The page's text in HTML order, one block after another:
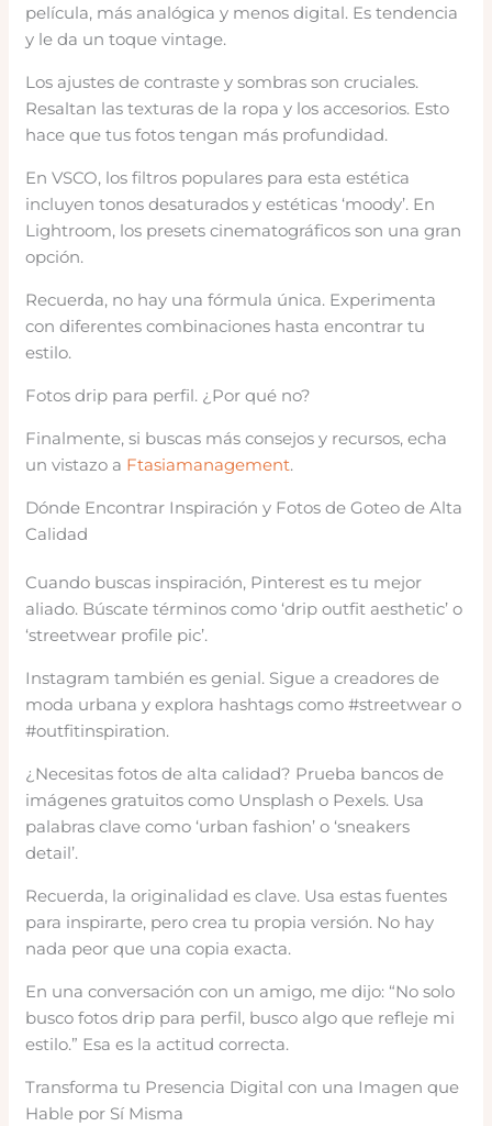
película, más analógica y menos digital. Es tendencia
y le da un toque vintage.
Los ajustes de contraste y sombras son cruciales.
Resaltan las texturas de la ropa y los accesorios. Esto
hace que tus fotos tengan más profundidad.
En VSCO, los filtros populares para esta estética
incluyen tonos desaturados y estéticas ‘moody’. En
Lightroom, los presets cinematográficos son una gran
opción.
Recuerda, no hay una fórmula única. Experimenta
con diferentes combinaciones hasta encontrar tu
estilo.
Fotos drip para perfil. ¿Por qué no?
Finalmente, si buscas más consejos y recursos, echa
un vistazo a Ftasiamanagement.
Dónde Encontrar Inspiración y Fotos de Goteo de Alta
Calidad
Cuando buscas inspiración, Pinterest es tu mejor
aliado. Búscate términos como ‘drip outfit aesthetic’ o
‘streetwear profile pic’.
Instagram también es genial. Sigue a creadores de
moda urbana y explora hashtags como #streetwear o
#outfitinspiration.
¿Necesitas fotos de alta calidad? Prueba bancos de
imágenes gratuitos como Unsplash o Pexels. Usa
palabras clave como ‘urban fashion’ o ‘sneakers
detail’.
Recuerda, la originalidad es clave. Usa estas fuentes
para inspirarte, pero crea tu propia versión. No hay
nada peor que una copia exacta.
En una conversación con un amigo, me dijo: “No solo
busco fotos drip para perfil, busco algo que refleje mi
estilo.” Esa es la actitud correcta.
Transforma tu Presencia Digital con una Imagen que
Hable por Sí Misma